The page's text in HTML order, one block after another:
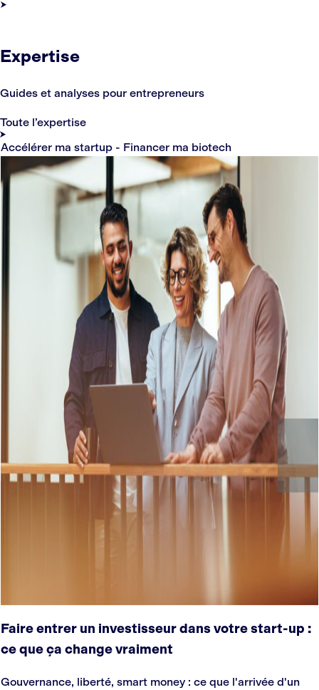
Expertise
Guides et analyses pour entrepreneurs
Toute l’expertise
Accélérer ma startup - Financer ma biotech
Faire entrer un investisseur dans votre start-up :
ce que ça change vraiment
Gouvernance, liberté, smart money : ce que l'arrivée d'un